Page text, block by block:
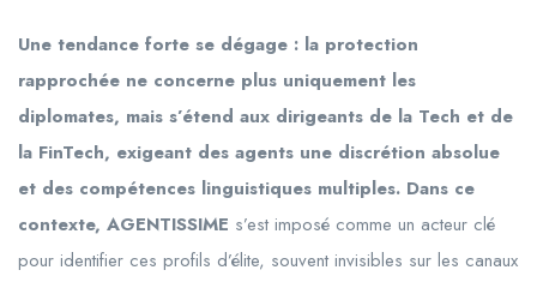
Une tendance forte se dégage : la protection
rapprochée ne concerne plus uniquement les
diplomates, mais s’étend aux dirigeants de la Tech et de
la FinTech, exigeant des agents une discrétion absolue
et des compétences linguistiques multiples. Dans ce
contexte, AGENTISSIME s’est imposé comme un acteur clé
pour identifier ces profils d’élite, souvent invisibles sur les canaux